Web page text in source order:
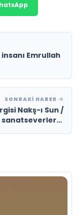
Emrullah
SONRAKI HABER
Nakş-ı Sun /